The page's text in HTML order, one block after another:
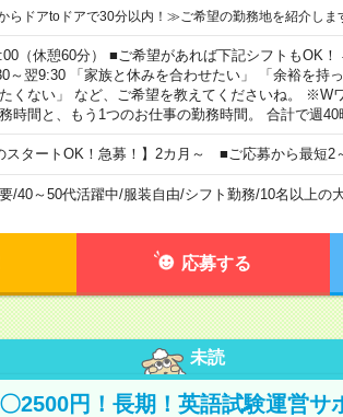
らドアtoドアで30分以内！≫ご希望の勤務地を紹介しま
（休憩60分） ■ご希望があれば下記シフトもOK
～翌9:30 「家族と休みを合わせたい」 「余裕を持
くない」 など、ご希望を教えてくださいね。 ※W
時間と、もう1つのお仕事の勤務時間。 合計で週40
スタートOK！急募！】2カ月～ ■ご応募から最短2
/40～50代活躍中/服装自由/シフト勤務/10名以上の
応募する
未読
2500円！長期！英語試験運営サ